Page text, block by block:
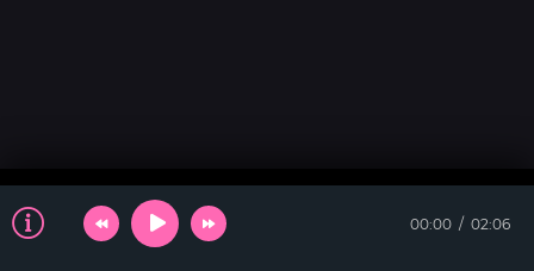
00:00 02:06